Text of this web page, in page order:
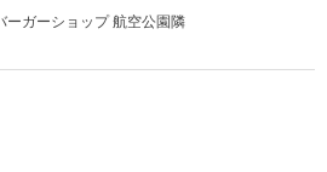
ーガーショップ 航空公園隣